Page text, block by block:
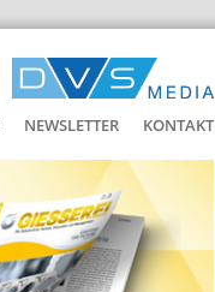
NEWSLETTER KONTAKT